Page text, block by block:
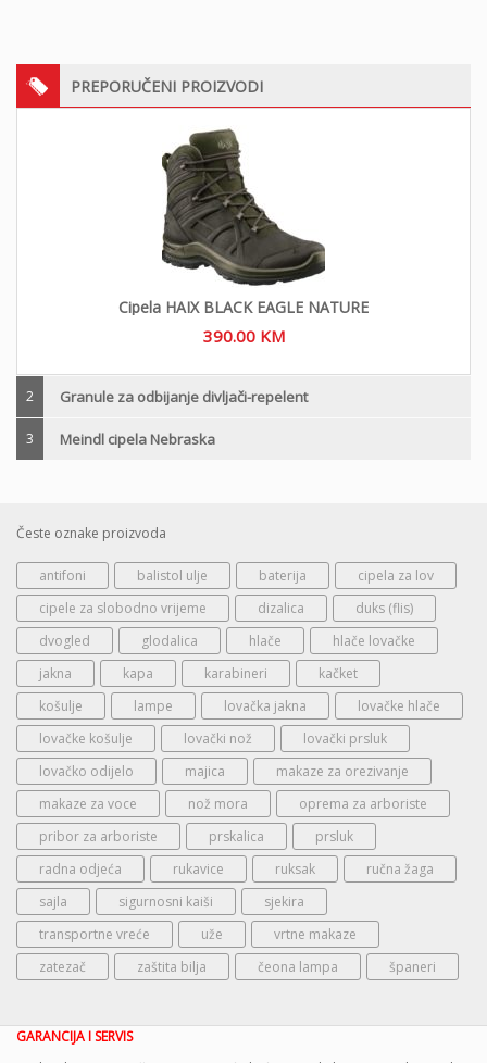
PREPORUČENI PROIZVODI
Cipela HAIX BLACK EAGLE NATURE
390.00 KM
2 Granule za odbijanje divljači-repelent
3 Meindl cipela Nebraska
Česte oznake proizvoda
antifoni balistol ulje baterija
cipela za lov
cipele za slobodno vrijeme
dizalica
duks (flis)
dvogled
glodalica hlače
hlače lovačke
jakna
kapa karabineri
kačket
košulje
lampe lovačka jakna
lovačke hlače
lovačke košulje
lovački nož
lovački prsluk
lovačko odijelo
majica
makaze za orezivanje
makaze za voce
nož mora
oprema za arboriste
pribor za arboriste
prskalica
prsluk
radna odjeća
rukavice ruksak
ručna žaga
sajla
sigurnosni kaiši
sjekira
transportne vreće
uže
vrtne makaze
zatezač
zaštita bilja čeona lampa španeri
GARANCIJA I SERVIS